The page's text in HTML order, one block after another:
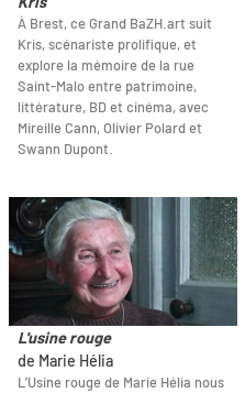
À Brest, ce Grand BaZH.art suit
Kris, scénariste prolifique, et
explore la mémoire de la rue
Saint-Malo entre patrimoine,
littérature, BD et cinéma, avec
Mireille Cann, Olivier Polard et
Swann Dupont.
L'usine rouge
de Marie Hélia
L’Usine rouge de Marie Hélia nous